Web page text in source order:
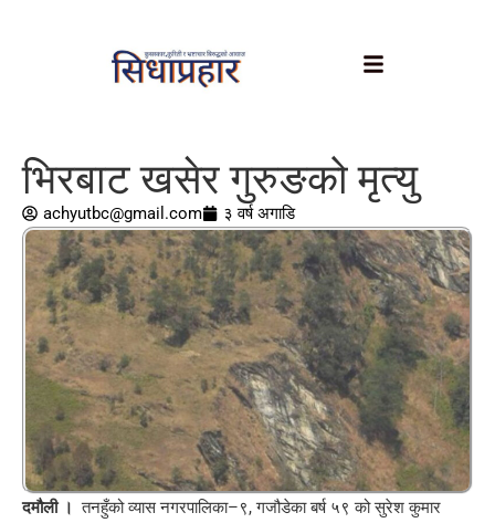
भिरबाट खसेर गुरुङको मृत्यु
achyutbc@gmail.com ३ वर्ष अगाडि
दमौली । तनहुँको व्यास नगरपालिका–९, गजौडेका बर्ष ५९ को सुरेश कुमार